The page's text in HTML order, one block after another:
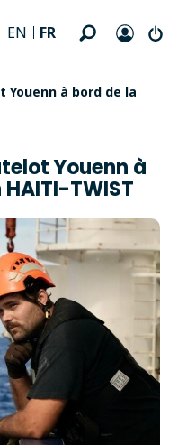
EN FR
à bord de la
Youenn à
TWIST